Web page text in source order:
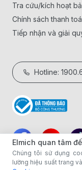
Tra cứu/kích hoạt
Chính sách thanh
Tiếp nhận và giải
Hotline:
Elmich quan tâm
Chúng tôi sử dụng
lường hiệu suất trang